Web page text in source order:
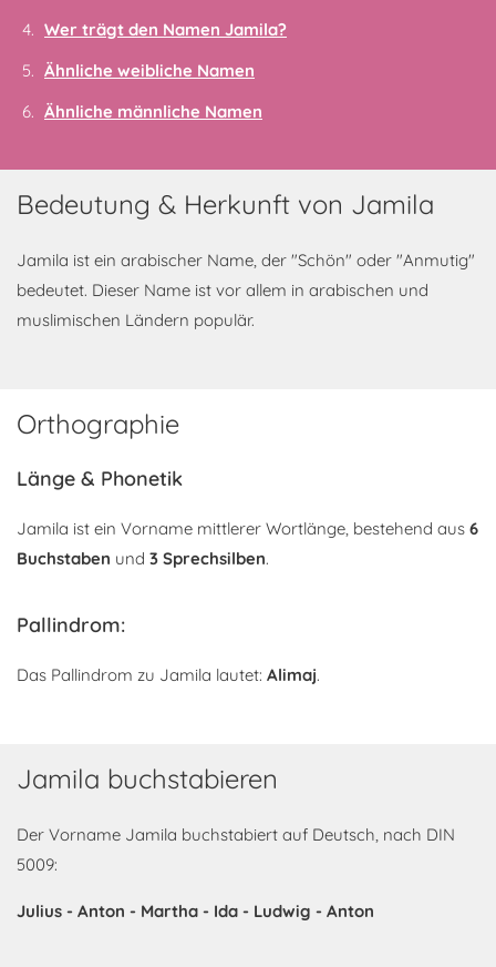
Wer trägt den Namen Jamila?
Ähnliche weibliche Namen
Ähnliche männliche Namen
Bedeutung & Herkunft von Jamila
Jamila ist ein arabischer Name, der "Schön" oder "Anmutig"
bedeutet. Dieser Name ist vor allem in arabischen und
muslimischen Ländern populär.
Orthographie
Länge & Phonetik
Jamila ist ein Vorname mittlerer Wortlänge, bestehend aus 6
Buchstaben und 3 Sprechsilben.
Pallindrom:
Das Pallindrom zu Jamila lautet: Alimaj.
Jamila buchstabieren
Der Vorname Jamila buchstabiert auf Deutsch, nach DIN
5009:
Julius - Anton - Martha - Ida - Ludwig - Anton